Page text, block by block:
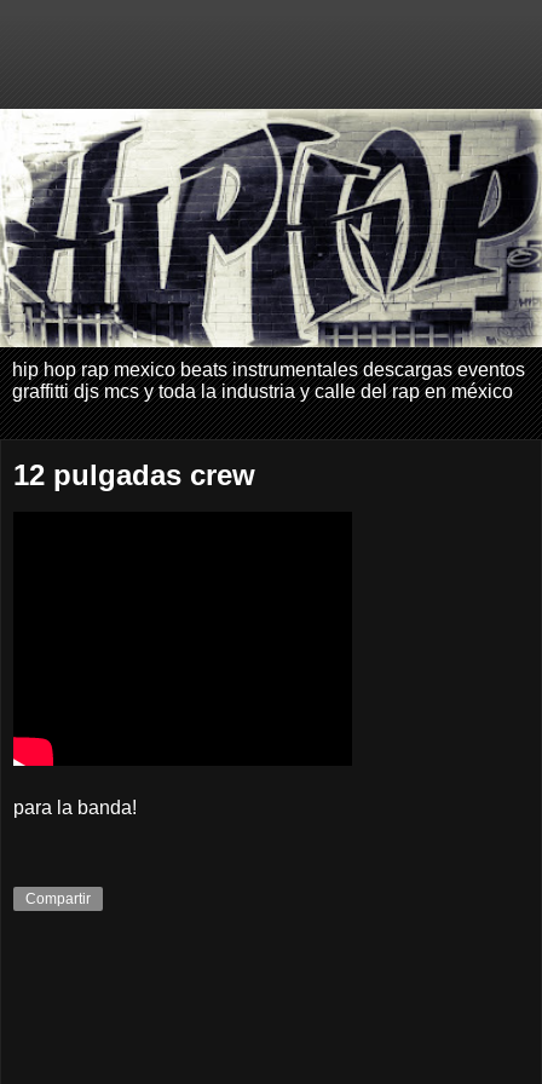
hip hop rap mexico beats instrumentales descargas eventos
graffitti djs mcs y toda la industria y calle del rap en méxico
12 pulgadas crew
para la banda!
Compartir